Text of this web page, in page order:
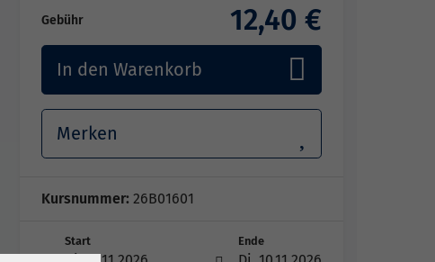
Gebühr 12,40 €
In den Warenkorb
Merken
Kursnummer: 26B01601
Start Ende